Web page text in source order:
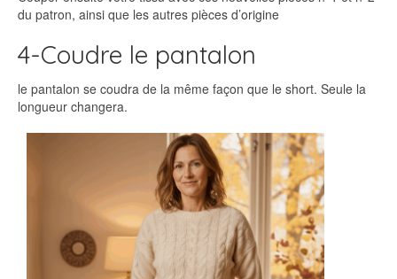
du patron, ainsi que les autres pièces d’origine
4-Coudre le pantalon
le pantalon se coudra de la même façon que le short. Seule la
longueur changera.